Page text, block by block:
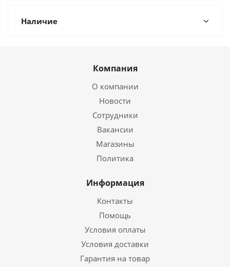
Наличие
Компания
О компании
Новости
Сотрудники
Вакансии
Магазины
Политика
Информация
Контакты
Помощь
Условия оплаты
Условия доставки
Гарантия на товар